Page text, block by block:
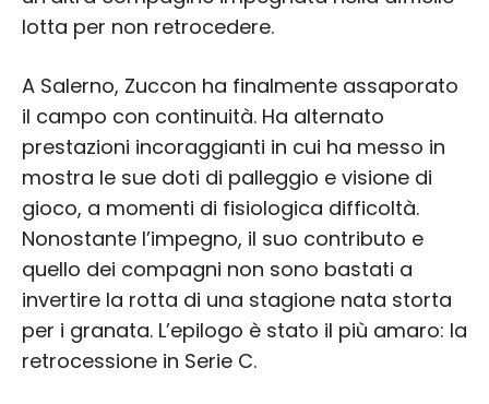
lotta per non retrocedere.
A Salerno, Zuccon ha finalmente assaporato
il campo con continuità. Ha alternato
prestazioni incoraggianti in cui ha messo in
mostra le sue doti di palleggio e visione di
gioco, a momenti di fisiologica difficoltà.
Nonostante l’impegno, il suo contributo e
quello dei compagni non sono bastati a
invertire la rotta di una stagione nata storta
per i granata. L’epilogo è stato il più amaro: la
retrocessione in Serie C.